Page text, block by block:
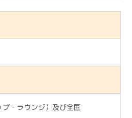
・ラウンジ）及び全国